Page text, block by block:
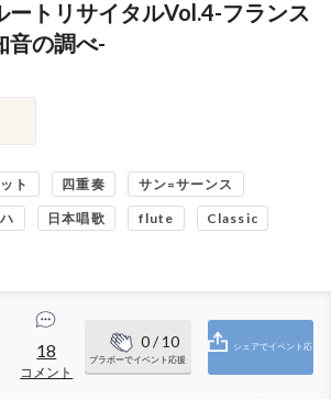
ートリサイタルVol.4-フランス
音の調べ-
ト 四重奏 サン=サーンス
日本唱歌 flute Classic
18
コメント
0/ 10
ブラボーでイベント応援
シェアでイベント応